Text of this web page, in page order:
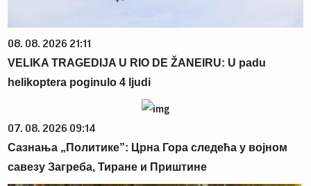
08. 08. 2026 21:11
VELIKA TRAGEDIJA U RIO DE ŽANEIRU: U padu
helikoptera poginulo 4 ljudi
07. 08. 2026 09:14
Сазнања „Политике”: Црна Гора следећа у војном
савезу Загреба, Тиране и Приштине